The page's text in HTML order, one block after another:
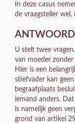
In deze casus
de vraagsteller wel,
ANTWOORD
U stelt twee
van moeder
Hier is een
stiefvader kan
begraafplaats
iemand anders.
is namelijk geen
grond van artikel